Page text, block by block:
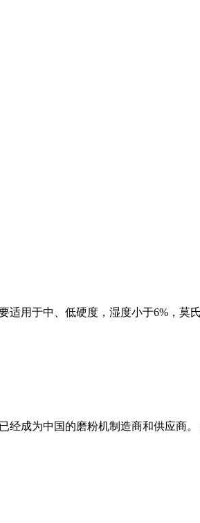
用于中、低硬度，湿度小于6%，
经成为中国的磨粉机制造商和供应商